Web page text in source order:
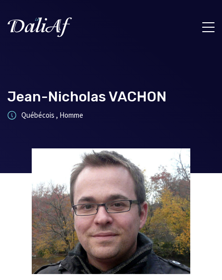
Jean-Nicholas VACHON
Québécois , Homme